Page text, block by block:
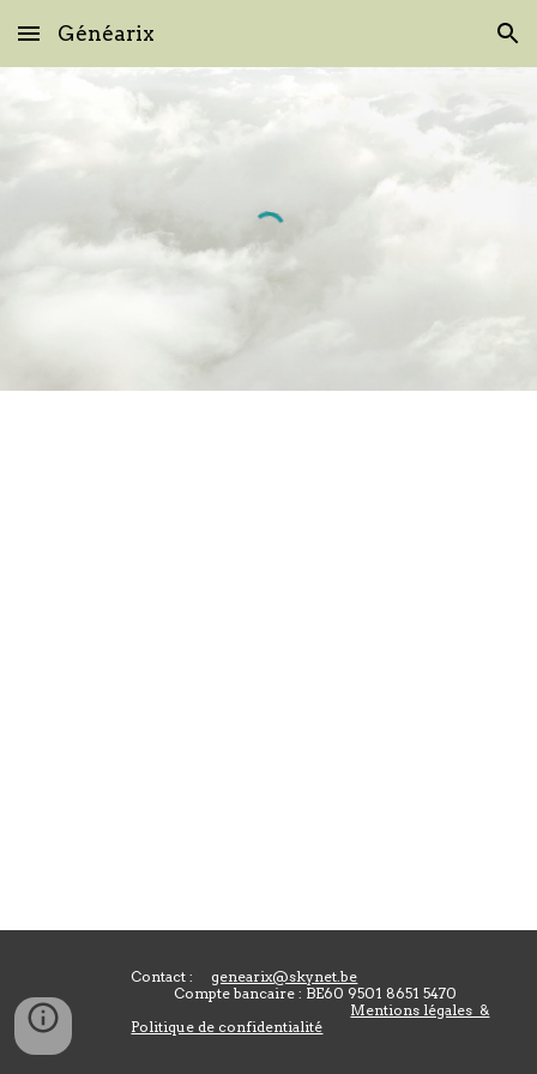
Skip to main content Skip to navigation
Généarix
Contact : genearix@skynet.be
Compte bancaire : BE60 9501 8651 5470
Mentions légales &
Politique de confidentialité